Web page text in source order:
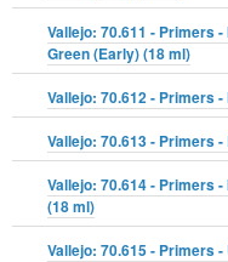
Vallejo: 70.611 - Primers
Green (Early) (18 ml)
Vallejo: 70.612 - Primers -
Vallejo: 70.613 - Primers
Vallejo: 70.614 - Primers
(18 ml)
Vallejo: 70.615 - Primers